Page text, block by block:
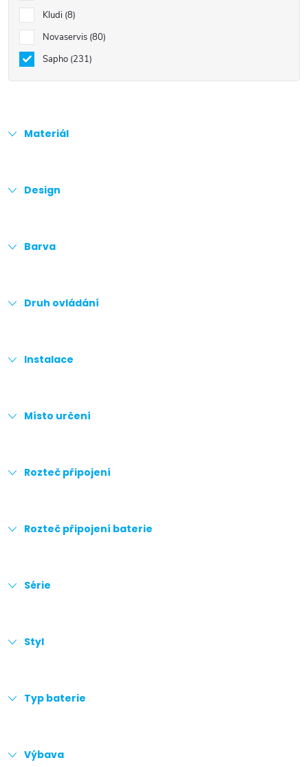
Kludi 8
Novaservis 80
Sapho 231
Materiál
Design
Barva
Druh ovládání
Instalace
Místo určení
Rozteč připojení
Rozteč připojení baterie
Série
Styl
Typ baterie
Výbava